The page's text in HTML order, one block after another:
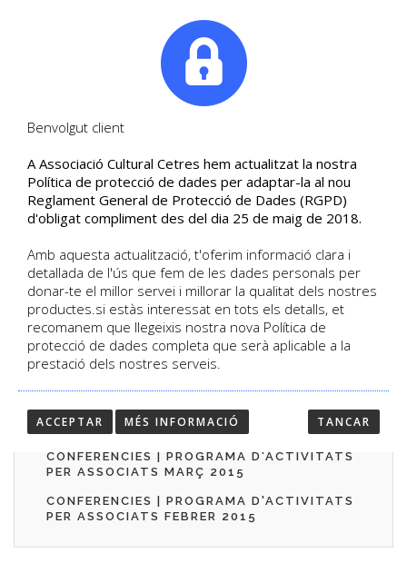
Francesc ROSELL
Professorat
HOME / PROFESSORAT / FRANCESC ROSELL
També us poden interessar les
següents propostes
CONFERENCIES | PROGRAMA D'ACTIVITATS
PER ASSOCIATS MAIG 2015
CONFERENCIES | PROGRAMA D'ACTIVITATS
PER ASSOCIATS MARÇ 2015
CONFERENCIES | PROGRAMA D'ACTIVITATS
PER ASSOCIATS FEBRER 2015
Benvolgut client
A Associació Cultural Cetres hem actualitzat la nostra
Política de protecció de dades per adaptar-la al nou
Reglament General de Protecció de Dades (RGPD)
d'obligat compliment des del dia 25 de maig de 2018.
Amb aquesta actualització, t'oferim informació clara i
detallada de l'ús que fem de les dades personals per
donar-te el millor servei i millorar la qualitat dels nostres
productes.si estàs interessat en tots els detalls, et
recomanem que llegeixis nostra nova Política de
protecció de dades completa que serà aplicable a la
prestació dels nostres serveis.
ACCEPTAR MÉS INFORMACIÓ TANCAR